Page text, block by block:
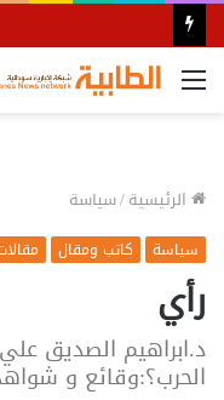
القائمة
الرئيسية/سياسة
سياسة كاتب ومقال
رأي
د.ابراهيم الصديق
الحرب؟:وقائع و